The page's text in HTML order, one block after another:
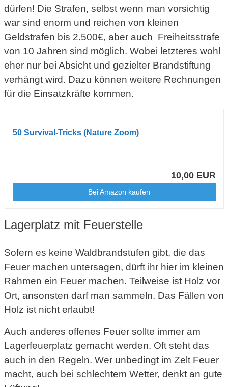
dürfen! Die Strafen, selbst wenn man vorsichtig
war sind enorm und reichen von kleinen
Geldstrafen bis 2.500€, aber auch Freiheitsstrafe
von 10 Jahren sind möglich. Wobei letzteres wohl
eher nur bei Absicht und gezielter Brandstiftung
verhängt wird. Dazu können weitere Rechnungen
für die Einsatzkräfte kommen.
50 Survival-Tricks (Nature Zoom)
10,00 EUR
Bei Amazon kaufen
Lagerplatz mit Feuerstelle
Sofern es keine Waldbrandstufen gibt, die das
Feuer machen untersagen, dürft ihr hier im kleinen
Rahmen ein Feuer machen. Teilweise ist Holz vor
Ort, ansonsten darf man sammeln. Das Fällen von
Holz ist nicht erlaubt!
Auch anderes offenes Feuer sollte immer am
Lagerfeuerplatz gemacht werden. Oft steht das
auch in den Regeln. Wer unbedingt im Zelt Feuer
macht, auch bei schlechtem Wetter, denkt an gute